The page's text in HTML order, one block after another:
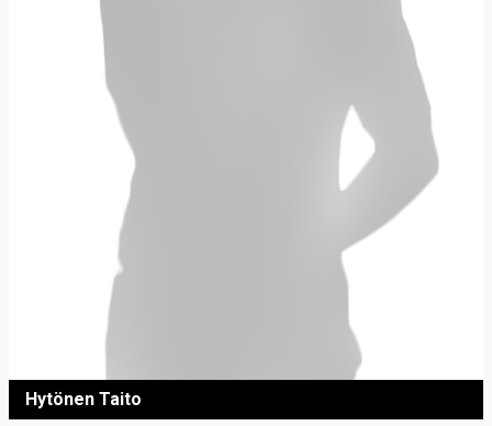
Hytönen Taito